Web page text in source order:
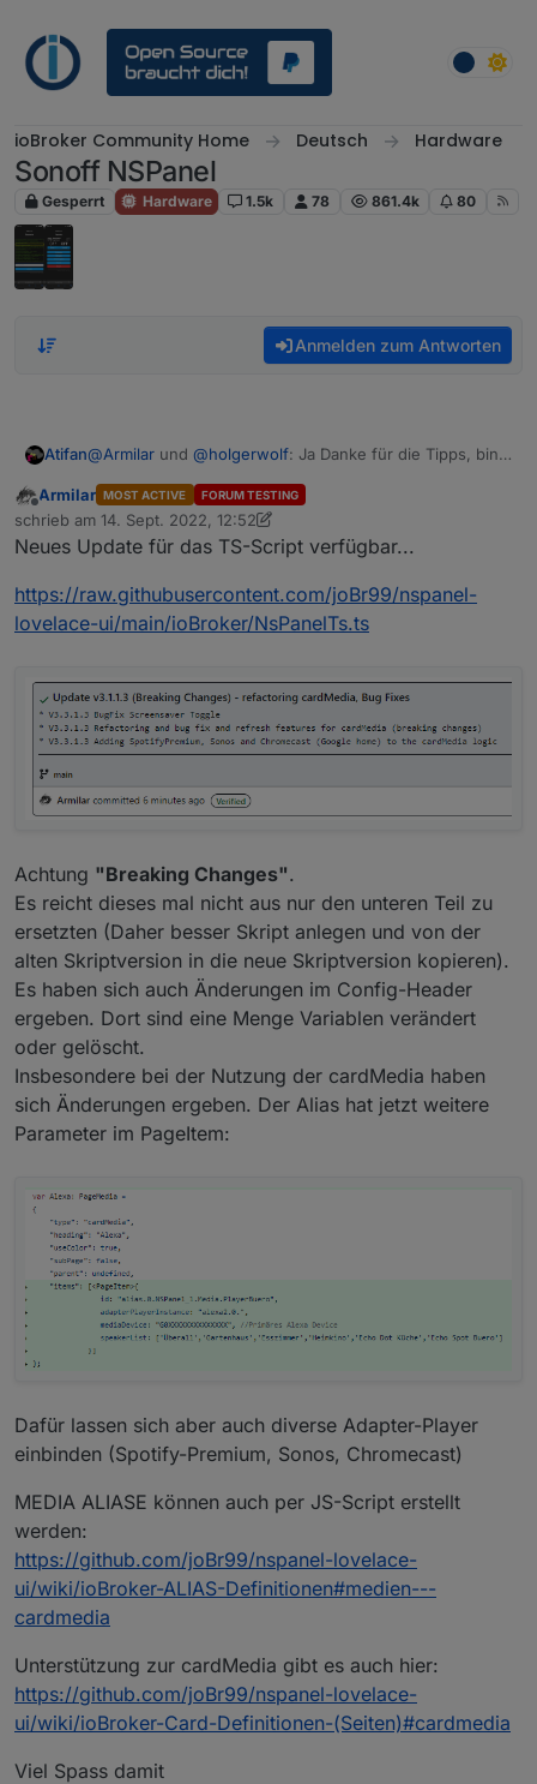
ioBroker Community Home Deutsch Hardware
Sonoff NSPanel
Gesperrt Hardware 1.5k 78 861.4k 80
Anmelden zum Antworten
Atifan@Armilar und @holgerwolf: Ja Danke für die Tipps, bin
Offline
Armilar MOST ACTIVE FORUM TESTING
schrieb am 14. Sept. 2022, 12:52
zuletzt editiert von Armilar
Neues Update für das TS-Script verfügbar...
https://raw.githubusercontent.com/joBr99/nspanel-
lovelace-ui/main/ioBroker/NsPanelTs.ts
Achtung "Breaking Changes".
Es reicht dieses mal nicht aus nur den unteren Teil zu
ersetzten (Daher besser Skript anlegen und von der
alten Skriptversion in die neue Skriptversion kopieren).
Es haben sich auch Änderungen im Config-Header
ergeben. Dort sind eine Menge Variablen verändert
oder gelöscht.
Insbesondere bei der Nutzung der cardMedia haben
sich Änderungen ergeben. Der Alias hat jetzt weitere
Parameter im PageItem:
Dafür lassen sich aber auch diverse Adapter-Player
einbinden (Spotify-Premium, Sonos, Chromecast)
MEDIA ALIASE können auch per JS-Script erstellt
werden:
https://github.com/joBr99/nspanel-lovelace-
ui/wiki/ioBroker-ALIAS-Definitionen#medien---
cardmedia
Unterstützung zur cardMedia gibt es auch hier:
https://github.com/joBr99/nspanel-lovelace-
ui/wiki/ioBroker-Card-Definitionen-(Seiten)#cardmedia
Viel Spass damit